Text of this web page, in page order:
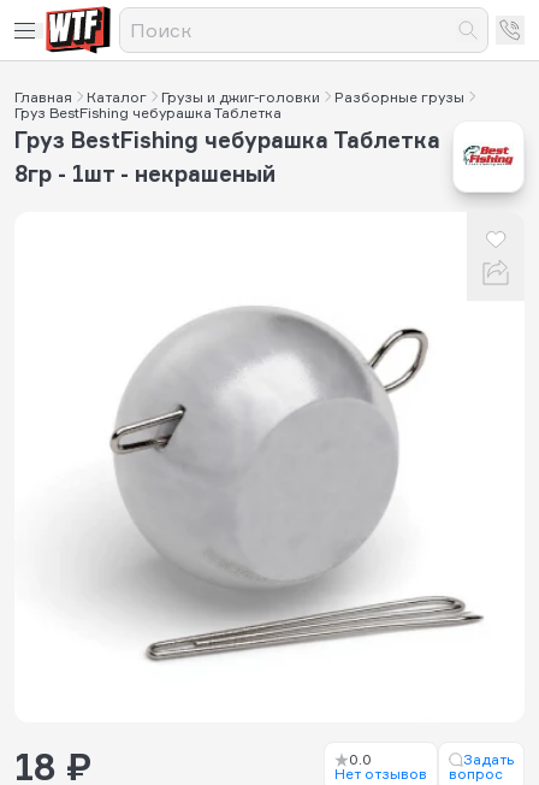
Главная Каталог Грузы и джиг-головки
Разборные грузы
Груз BestFishing чебурашка Таблетка
Груз BestFishing чебурашка Таблетка
8гр - 1шт - некрашеный
18 ₽
0.0
Нет отзывов
Задать
вопрос